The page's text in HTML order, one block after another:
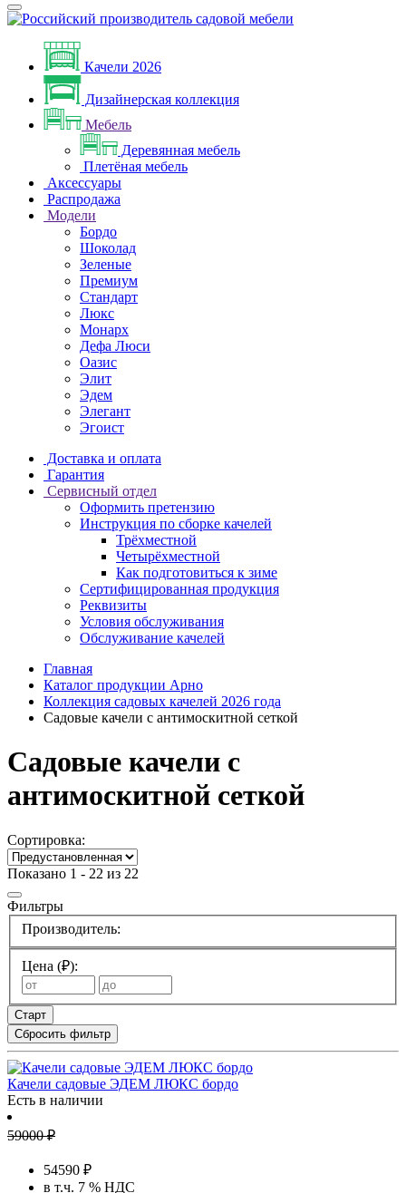
Качели 2026
Дизайнерская коллекция
Мебель
Деревянная мебель
Плетёная мебель
Аксессуары
Распродажа
Модели
Бордо
Шоколад
Зеленые
Премиум
Стандарт
Люкс
Монарх
Дефа Люси
Оазис
Элит
Эдем
Элегант
Эгоист
Доставка и оплата
Гарантия
Сервисный отдел
Оформить претензию
Инструкция по сборке качелей
Трёхместной
Четырёхместной
Как подготовиться к зиме
Сертифицированная продукция
Реквизиты
Условия обслуживания
Обслуживание качелей
Главная
Каталог продукции Арно
Коллекция садовых качелей 2026 года
Садовые качели с антимоскитной сеткой
Садовые качели с
антимоскитной сеткой
Сортировка:
Показано 1 - 22 из 22
Фильтры
Производитель:
Цена (₽):
Старт
Сбросить фильтр
Качели садовые ЭДЕМ ЛЮКС бордо
Есть в наличии
59000₽
54590 ₽
в т.ч. 7 % НДС